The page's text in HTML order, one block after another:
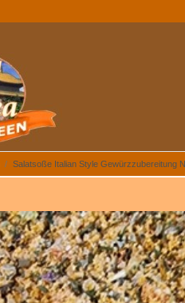
Salatsoße Italian Style Gewürzzubereitung